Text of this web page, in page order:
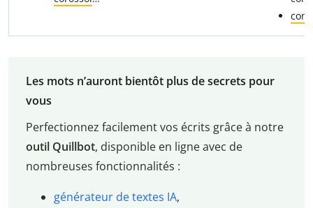
Les mots n’auront bientôt plus de secrets pour
vous
Perfectionnez facilement vos écrits grâce à notre
outil Quillbot, disponible en ligne avec de
nombreuses fonctionnalités :
générateur de textes IA,